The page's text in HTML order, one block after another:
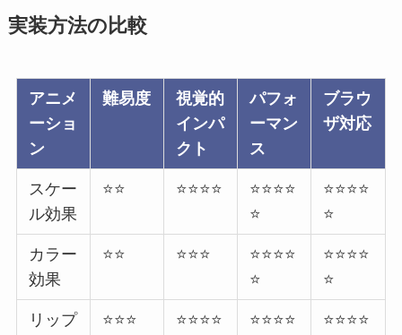
実装方法の比較
アニメ
ーショ
ン
難易度
視覚的
インパ
クト
パフォ
ーマン
ス
ブラウ
ザ対応
スケー
ル効果
⭐⭐ ⭐⭐⭐⭐
⭐⭐⭐⭐
⭐
⭐⭐⭐⭐
⭐
カラー
効果
⭐⭐ ⭐⭐⭐
⭐⭐⭐⭐
⭐
⭐⭐⭐⭐
⭐
リップ
⭐⭐⭐
⭐⭐⭐⭐
⭐⭐⭐⭐ ⭐⭐⭐⭐